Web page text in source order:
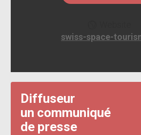
swiss-space-
Diffuseur
un communiqué
de presse